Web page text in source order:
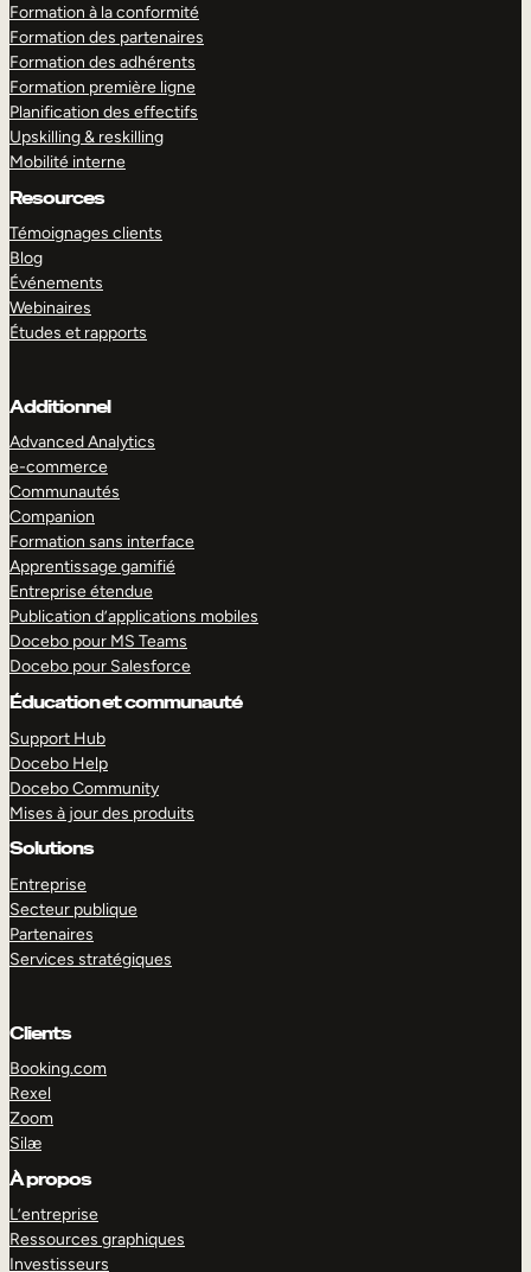
Formation à la conformité
Formation des partenaires
Formation des adhérents
Formation première ligne
Planification des effectifs
Upskilling & reskilling
Mobilité interne
Resources
Témoignages clients
Blog
Événements
Webinaires
Études et rapports
Additionnel
Advanced Analytics
e-commerce
Communautés
Companion
Formation sans interface
Apprentissage gamifié
Entreprise étendue
Publication d’applications mobiles
Docebo pour MS Teams
Docebo pour Salesforce
Éducation et communauté
Support Hub
Docebo Help
Docebo Community
Mises à jour des produits
Solutions
Entreprise
Secteur publique
Partenaires
Services stratégiques
Clients
Booking.com
Rexel
Zoom
Silæ
À propos
L’entreprise
Ressources graphiques
Investisseurs